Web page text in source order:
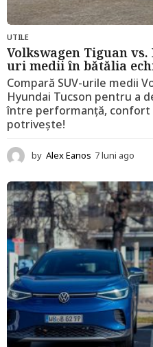
UTILE
Volkswagen Tiguan vs.
uri medii în bătălia
Compară SUV-urile medii
Hyundai Tucson pentru a
între performanță, confort
potrivește!
by Alex Eanos 7 luni ago
l
u
n
i
a
g
o